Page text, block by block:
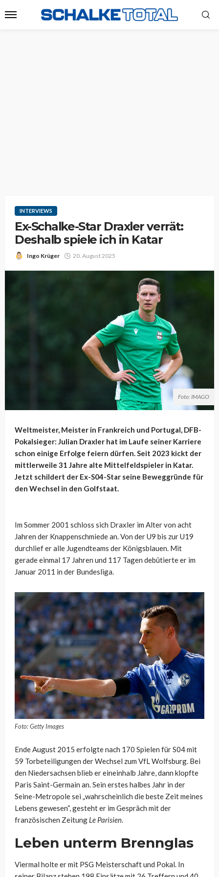
INTERVIEWS
Ex-Schalke-Star Draxler verrät:
Deshalb spiele ich in Katar
Ingo Krüger 20. August 2025
Foto: IMAGO
Weltmeister, Meister in Frankreich und Portugal, DFB-
Pokalsieger: Julian Draxler hat im Laufe seiner Karriere
schon einige Erfolge feiern dürfen. Seit 2023 kickt der
mittlerweile 31 Jahre alte Mittelfeldspieler in Katar.
Jetzt schildert der Ex-S04-Star seine Beweggründe für
den Wechsel in den Golfstaat.
Im Sommer 2001 schloss sich Draxler im Alter von acht
Jahren der Knappenschmiede an. Von der U9 bis zur U19
durchlief er alle Jugendteams der Königsblauen. Mit
gerade einmal 17 Jahren und 117 Tagen debütierte er im
Januar 2011 in der Bundesliga.
Foto: Getty Images
Ende August 2015 erfolgte nach 170 Spielen für S04 mit
59 Torbeteiligungen der Wechsel zum VfL Wolfsburg. Bei
den Niedersachsen blieb er eineinhalb Jahre, dann klopfte
Paris Saint-Germain an. Sein erstes halbes Jahr in der
Seine-Metropole sei „wahrscheinlich die beste Zeit meines
Lebens gewesen“, gesteht er im Gespräch mit der
französischen Zeitung Le Parisien.
Leben unterm Brennglas
Viermal holte er mit PSG Meisterschaft und Pokal. In